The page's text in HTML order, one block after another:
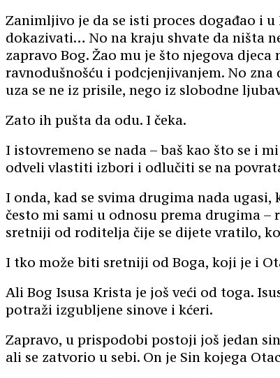
Zanimljivo je da se isti proces događao i
dokazivati… No na kraju shvate da ništa
zapravo Bog. Žao mu je što njegova
ravnodušnošću i podcjenjivanjem. No
uza se ne iz prisile, nego iz slobodne
Zato ih pušta da odu. I čeka.
I istovremeno se nada – baš kao što se i
odveli vlastiti izbori i odlučiti se na
I onda, kad se svima drugima nada
često mi sami u odnosu prema drugima
sretniji od roditelja čije se dijete vratilo,
I tko može biti sretniji od Boga, koji je i
Ali Bog Isusa Krista je još veći od toga.
potraži izgubljene sinove i kćeri.
Zapravo, u prispodobi postoji još jedan
ali se zatvorio u sebi. On je Sin kojega